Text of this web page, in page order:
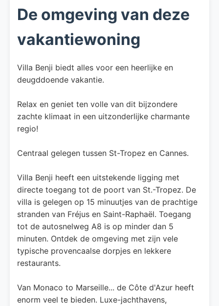
De omgeving van deze
vakantiewoning
Villa Benji biedt alles voor een heerlijke en
deugddoende vakantie.
Relax en geniet ten volle van dit bijzondere
zachte klimaat in een uitzonderlijke charmante
regio!
Centraal gelegen tussen St-Tropez en Cannes.
Villa Benji heeft een uitstekende ligging met
directe toegang tot de poort van St.-Tropez. De
villa is gelegen op 15 minuutjes van de prachtige
stranden van Fréjus en Saint-Raphaël. Toegang
tot de autosnelweg A8 is op minder dan 5
minuten. Ontdek de omgeving met zijn vele
typische provencaalse dorpjes en lekkere
restaurants.
Van Monaco to Marseille... de Côte d'Azur heeft
enorm veel te bieden. Luxe-jachthavens,